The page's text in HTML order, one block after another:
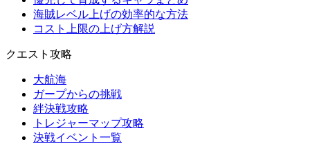
海賊レベル上げの効率的な方法
コスト上限の上げ方解説
クエスト攻略
大航海
ガープからの挑戦
絆決戦攻略
トレジャーマップ攻略
決戦イベント一覧